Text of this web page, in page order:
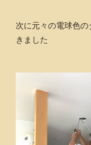
次に元々の電球色
きました